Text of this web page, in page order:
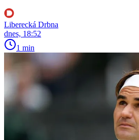
Liberecká Drbna
dnes, 18:52
1 min